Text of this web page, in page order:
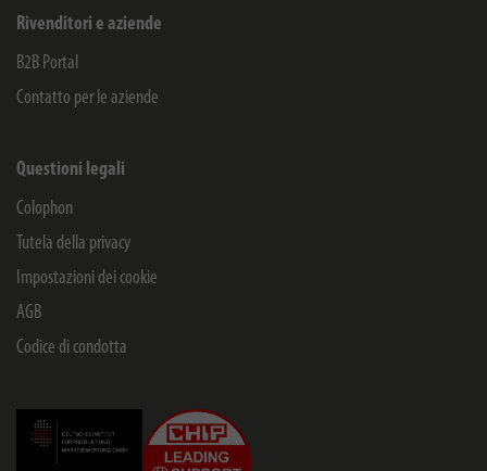
Rivenditori e aziende
B2B Portal
Contatto per le aziende
Questioni legali
Colophon
Tutela della privacy
Impostazioni dei cookie
AGB
Codice di condotta